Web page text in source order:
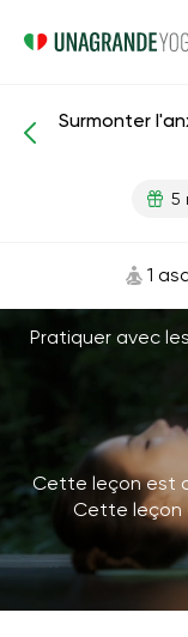
Méditations et
Surmonter
5
1
Pratiquer avec
Cette leçon est
Cette leçon